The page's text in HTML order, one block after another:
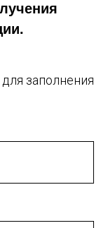
заполнения